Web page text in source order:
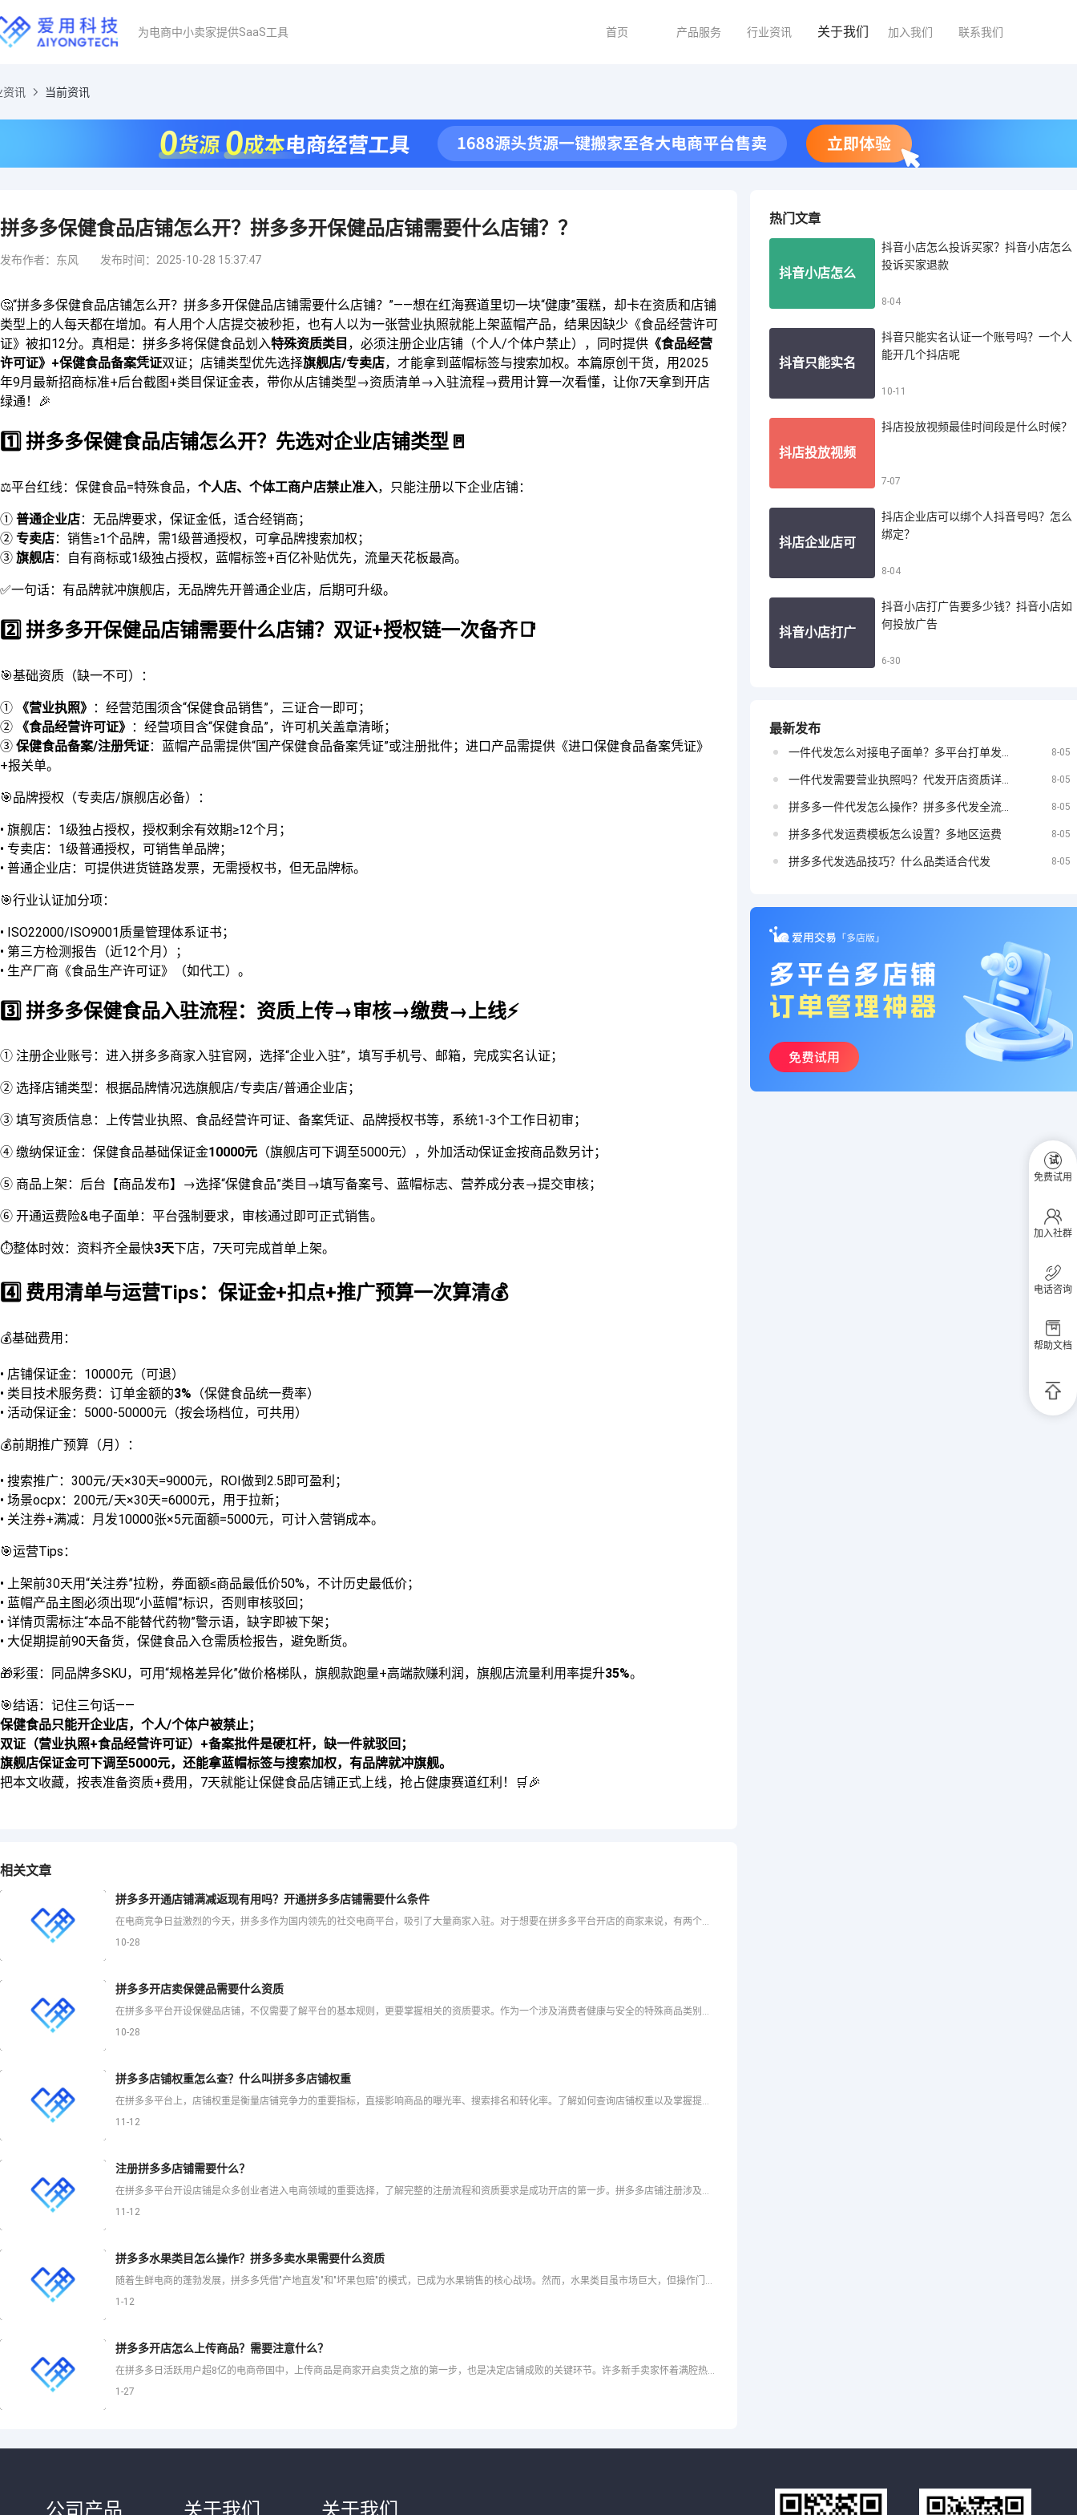
为电商中小卖家提供SaaS工具 首页 产品服务 行业资讯 关于我们 加入我们 联系我们
资讯 当前资讯
拼多多保健食品店铺怎么开？拼多多开保健品店铺需要什么店铺？？
发布作者：东风 发布时间：2025-10-28 15:37:47
🤔“拼多多保健食品店铺怎么开？拼多多开保健品店铺需要什么店铺？”——想在红海赛道里切一块“健康”蛋糕，却卡在资质和店铺
类型上的人每天都在增加。有人用个人店提交被秒拒，也有人以为一张营业执照就能上架蓝帽产品，结果因缺少《食品经营许可
证》被扣12分。真相是：拼多多将保健食品划入特殊资质类目 ，必须注册企业店铺（个人/个体户禁止），同时提供 《食品经营
许可证》+保健食品备案凭证双证；店铺类型优先选择旗舰店/专卖店，才能拿到蓝帽标签与搜索加权。本篇原创干货，用2025
年9月最新招商标准+后台截图+类目保证金表，带你从店铺类型→资质清单→入驻流程→费用计算一次看懂，让你7天拿到开店
绿通！🎉
1️⃣ 拼多多保健食品店铺怎么开？先选对企业店铺类型🚪
⚖️平台红线：保健食品=特殊食品， 个人店、个体工商户店禁止准入，只能注册以下企业店铺：
① 普通企业店：无品牌要求，保证金低，适合经销商；
② 专卖店：销售≥1个品牌，需1级普通授权，可拿品牌搜索加权；
③ 旗舰店：自有商标或1级独占授权，蓝帽标签+百亿补贴优先，流量天花板最高。
✅一句话：有品牌就冲旗舰店，无品牌先开普通企业店，后期可升级。
2️⃣ 拼多多开保健品店铺需要什么店铺？双证+授权链一次备齐📑
🎯基础资质（缺一不可）：
① 《营业执照》 ：经营范围须含“保健食品销售”，三证合一即可；
②
《食品经营许可证》 ：经营项目含“保健食品”，许可机关盖章清晰；
③ 保健食品备案/注册凭证：蓝帽产品需提供“国产保健食品备案凭证”或注册批件；进口产品需提供《进口保健食品备案凭证》
+报关单。
🎯品牌授权（专卖店/旗舰店必备）：
• 旗舰店：1级独占授权，授权剩余有效期≥12个月；
• 专卖店：1级普通授权，可销售单品牌；
• 普通企业店：可提供进货链路发票，无需授权书，但无品牌标。
🎯行业认证加分项：
• ISO22000/ISO9001质量管理体系证书；
• 第三方检测报告（近12个月）；
• 生产厂商《食品生产许可证》（如代工）。
3️⃣ 拼多多保健食品入驻流程：资质上传→审核→缴费→上线⚡
① 注册企业账号：进入拼多多商家入驻官网，选择“企业入驻”，填写手机号、邮箱，完成实名认证；
② 选择店铺类型：根据品牌情况选旗舰店/专卖店/普通企业店；
③ 填写资质信息：上传营业执照、食品经营许可证、备案凭证、品牌授权书等，系统1-3个工作日初审；
④ 缴纳保证金：保健食品基础保证金10000元 （旗舰店可下调至5000元），外加活动保证金按商品数另计；
⑤ 商品上架：后台【商品发布】→选择“保健食品”类目→填写备案号、蓝帽标志、营养成分表→提交审核；
⑥ 开通运费险&电子面单：平台强制要求，审核通过即可正式销售。
⏱️整体时效：资料齐全最快3天下店，7天可完成首单上架。
4️⃣ 费用清单与运营Tips：保证金+扣点+推广预算一次算清💰
💰基础费用：
• 店铺保证金：10000元（可退）
• 类目技术服务费：订单金额的3% （保健食品统一费率）
• 活动保证金：5000-50000元（按会场档位，可共用）
💰前期推广预算（月）：
• 搜索推广：300元/天×30天=9000元，ROI做到2.5即可盈利；
• 场景ocpx：200元/天×30天=6000元，用于拉新；
• 关注券+满减：月发10000张×5元面额=5000元，可计入营销成本。
🎯运营Tips：
• 上架前30天用“关注券”拉粉，券面额≤商品最低价50%，不计历史最低价；
• 蓝帽产品主图必须出现“小蓝帽”标识，否则审核驳回；
• 详情页需标注“本品不能替代药物”警示语，缺字即被下架；
• 大促期提前90天备货，保健食品入仓需质检报告，避免断货。
🎁彩蛋：同品牌多SKU，可用“规格差异化”做价格梯队，旗舰款跑量+高端款赚利润，旗舰店流量利用率提升35%。
🎯结语：记住三句话——
保健食品只能开企业店，个人/个体户被禁止；
双证（营业执照+食品经营许可证）+备案批件是硬杠杆，缺一件就驳回；
旗舰店保证金可下调至5000元，还能拿蓝帽标签与搜索加权，有品牌就冲旗舰。
把本文收藏，按表准备资质+费用，7天就能让保健食品店铺正式上线，抢占健康赛道红利！🛒🎉
热门文章
抖音小店怎么
音小店怎么投
诉买家退款
抖音小店怎么投诉买家？抖音小店怎么
投诉买家退款
8-04
抖音只能实名
吗？一个人能
开几个抖店呢
抖音只能实名认证一个账号吗？一个人
能开几个抖店呢
10-11
抖店投放视频
什么时候？
抖店投放视频最佳时间段是什么时候？
7-07
抖店企业店可
定？
抖店企业店可以绑个人抖音号吗？怎么
绑定？
8-04
抖音小店打广
抖音小店如何
投放广告
抖音小店打广告要多少钱？抖音小店如
何投放广告
6-30
最新发布
8-05
8-05
8-05
拼多多代发运费模板怎么设置？多地区运费 8-05
拼多多代发选品技巧？什么品类适合代发 8-05
相关文章
拼多多开通店铺满减返现有用吗？开通拼多多店铺需要什么条件
在电商竞争日益激烈的今天，拼多多作为国内领先的社交电商平台，吸引了大量商家入驻。对于想要在拼多多平台开店的商家来说，有两个关键问题需要了解：一是开通店铺满减返现活动是否真的有用，二是开通拼多多店铺需要
10-28
拼多多开店卖保健品需要什么资质
在拼多多平台开设保健品店铺，不仅需要了解平台的基本规则，更要掌握相关的资质要求。作为一个涉及消费者健康与安全的特殊商品类别，保健品类目的入驻门槛相对较高，资质审核也更为严格。根据2025年最新的平台规
10-28
拼多多店铺权重怎么查？什么叫拼多多店铺权重
在拼多多平台上，店铺权重是衡量店铺竞争力的重要指标，直接影响商品的曝光率、搜索排名和转化率。了解如何查询店铺权重以及掌握提升权重的方法，对于商家优化店铺运营、提高销售业绩至关重要。本文将从拼多多店铺权
11-12
注册拼多多店铺需要什么？
在拼多多平台开设店铺是众多创业者进入电商领域的重要选择，了解完整的注册流程和资质要求是成功开店的第一步。拼多多店铺注册涉及多个环节，从前期资质准备、账户注册、店铺类型选择到最终审核上线，每个步骤都需要
11-12
拼多多水果类目怎么操作？拼多多卖水果需要什么资质
随着生鲜电商的蓬勃发展，拼多多凭借"产地直发"和"坏果包赔"的模式，已成为水果销售的核心战场。然而，水果类目虽市场巨大，但操作门槛高、售后风险多、竞争激烈。拼多多水果类目究竟该怎么操作？卖水果需要什么
1-12
拼多多开店怎么上传商品？需要注意什么？
在拼多多日活跃用户超8亿的电商帝国中，上传商品是商家开启卖货之旅的第一步，也是决定店铺成败的关键环节。许多新手卖家怀着满腔热情入驻拼多多，却在商品上传这一关频频碰壁：图片规格不符被驳回、标题关键词堆砌
1-27
公司产品 关于我们 关于我们
试
免费试用
加入社群
电话咨询
帮助文档